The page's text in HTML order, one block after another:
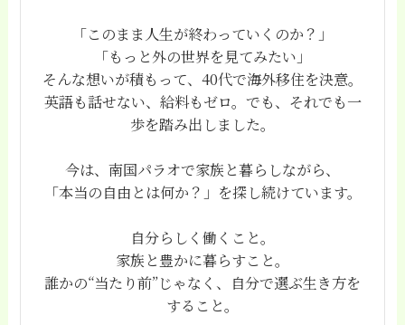
「このまま人生が終わっていくのか？」
「もっと外の世界を見てみたい」
そんな想いが積もって、40代で海外移住を決意。
英語も話せない、給料もゼロ。でも、それでも一
歩を踏み出しました。
今は、南国パラオで家族と暮らしながら、
「本当の自由とは何か？」を探し続けています。
自分らしく働くこと。
家族と豊かに暮らすこと。
誰かの“当たり前”じゃなく、自分で選ぶ生き方を
すること。